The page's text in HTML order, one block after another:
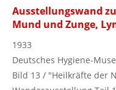
Ausstellungswand
Mund und Zunge,
1933
Deutsches Hygiene-
Bild 13 / "Heilkräfte der